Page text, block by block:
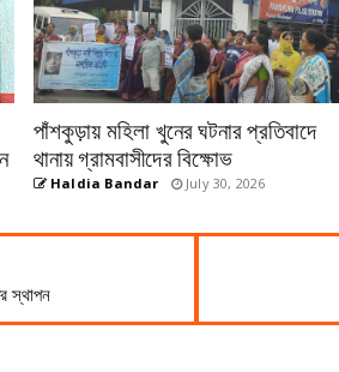
পাঁশকুড়ায় মহিলা খুনের ঘটনার প্রতিবাদে
থানায় গ্রামবাসীদের বিক্ষোভ
Haldia Bandar July 30, 2026
স্থাপন